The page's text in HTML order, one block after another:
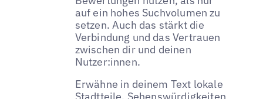
auf ein hohes Suchvolumen zu
setzen. Auch das stärkt die
Verbindung und das Vertrauen
zwischen dir und deinen
Nutzer:innen.
Erwähne in deinem Text lokale